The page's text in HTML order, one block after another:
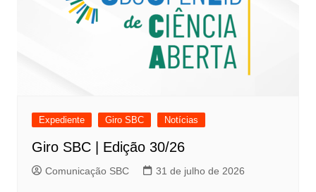
Expediente Giro SBC Notícias
Giro SBC | Edição 30/26
Comunicação SBC 31 de julho de 2026